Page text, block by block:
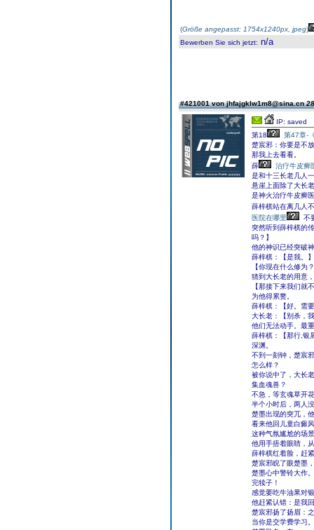
(Größe angepasst: 1754x1240px, jpeg)
Bewerben Sie sich jetzt: n/a
#421001 von jhfajgklw1m8@sina.cn
IP: saved
第18
第47章-
楚宸邪：你要是不
那我上去看看。
薛
治疗牛皮癣
是和十三长老几人
悬崖上面除了大长
是神火治疗牛皮癣
薛梓棋站在离几人
医院在哪里
不
突然听到薛梓棋的
吗？】
他的神识已经突破
薛梓棋：【是我。】
【你现在什么修为
猜到大长老的用意
【那接下来我们就
为他得累赘。
薛梓棋：【好。需
大长老：【别杀，
他们无法动手。最
薛梓棋：【那行,银
深渊。
不到一刻钟，楚宸
怎么样？
被你说中了，大长
集血魂兽？
不急，等玄魂草开
半个小时后，两人
楚墨出现的突兀，
看来他回儿童白癜
这种气氛尴尬的场
他用手捂着眼睛，
薛梓棋红着脸，赶
楚宸邪睨了眼楚墨
楚墨心中警铃大作。
完犊子！
感觉要吃牛油果对
他赶紧认错：是我
楚宸邪扬了扬眉：
当你是交学费学习